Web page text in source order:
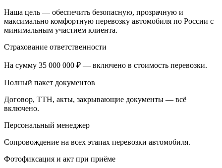
Наша цель — обеспечить безопасную, прозрачную и
максимально комфортную перевозку автомобиля по России с
минимальным участием клиента.
Страхование ответственности
На сумму 35 000 000 ₽ — включено в стоимость перевозки.
Полный пакет документов
Договор, ТТН, акты, закрывающие документы — всё
включено.
Персональный менеджер
Сопровождение на всех этапах перевозки автомобиля.
Фотофиксация и акт при приёме